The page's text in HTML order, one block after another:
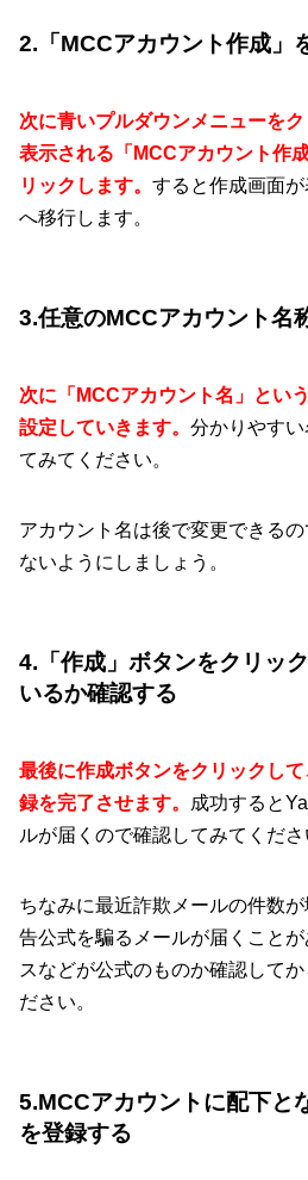
2.「MCCアカウント作成」
次に青いプルダウンメニューを
表示される「MCCアカウント作
リックします。 すると作成画面
へ移行します。
3.任意のMCCアカウント名
次に「MCCアカウント名」とい
設定していきます。 分かりやす
てみてください。
アカウント名は後で変更できる
ないようにしましょう。
4.「作成」ボタンをクリッ
いるか確認する
最後に作成ボタンをクリックし
録を完了させます。
成功すると
ルが届くので確認してみてくださ
ちなみに最近詐欺メールの件数
告公式を騙るメールが届くこと
スなどが公式のものか確認して
ださい。
5.MCCアカウントに配下と
を登録する